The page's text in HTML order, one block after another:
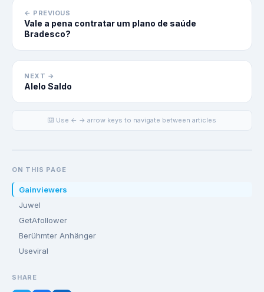
← PREVIOUS
Vale a pena contratar um plano de saúde
Bradesco?
NEXT →
Alelo Saldo
⌨️ Use ← → arrow keys to navigate between articles
ON THIS PAGE
Gainviewers
Juwel
GetAfollower
Berühmter Anhänger
Useviral
SHARE